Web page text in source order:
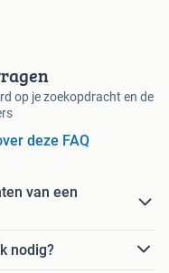
op je zoekopdracht en de
deze FAQ
van een
nodig?